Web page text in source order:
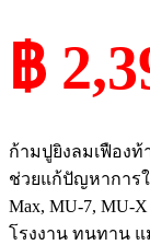
฿
ก้ามปูยิงลมเฟืองท้
ช่วยแก้ปัญหาการใ
Max, MU-7, MU-
โรงงาน ทนทาน